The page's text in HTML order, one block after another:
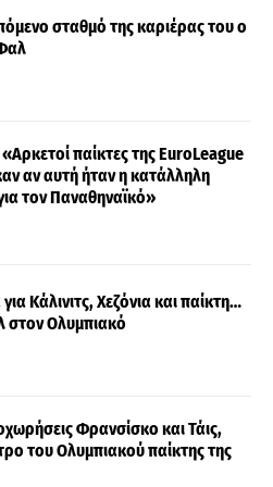
σταθμό της καριέρας του ο
παίκτες της EuroLeague
αν αυτή ήταν η κατάλληλη
τον Παναθηναϊκό»
Κάλινιτς, Χεζόνια και παίκτη…
στον Ολυμπιακό
Φρανσίσκο και Τάις,
του Ολυμπιακού παίκτης της